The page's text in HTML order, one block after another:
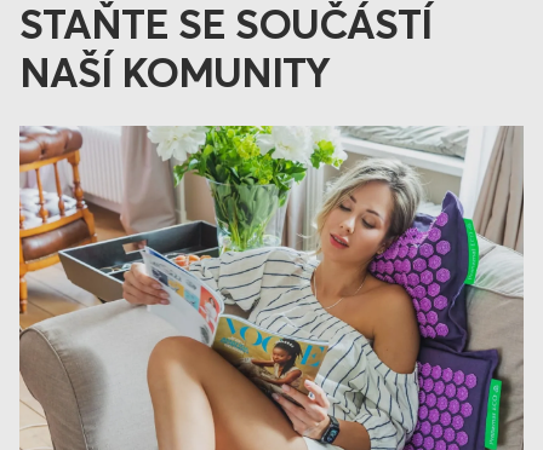
STAŇTE SE SOUČÁSTÍ
NAŠÍ KOMUNITY